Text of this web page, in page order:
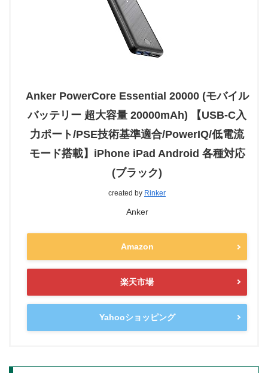
Anker PowerCore Essential 20000 (モバイル
バッテリー 超大容量 20000mAh) 【USB-C入
力ポート/PSE技術基準適合/PowerIQ/低電流
モード搭載】iPhone iPad Android 各種対応
(ブラック)
created by Rinker
Anker
Amazon
楽天市場
Yahooショッピング